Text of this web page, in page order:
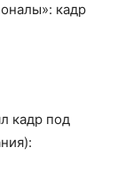
кадр
кадр под